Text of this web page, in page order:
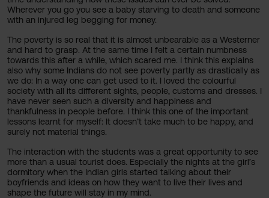
Wherever you go you see a baby starving to death and someone
with an injured leg begging for money.
The poverty is so real that it is almost unbearable as a Westerner
and hard to grasp. At the same time I felt a certain numbness
towards this after a while, which scared me. I think this explains
also why some Indians do not see poverty partly as drastically as
we do: In a way one can get used to it. I loved the colourful
society with all its different sights, people, customs and dresses. I
have never seen such a diversity and happiness and
thankfulness in people before. I think this one of the important
lessons learnt for myself: It doesn’t take much to be happy, and
surely not material things.
The interaction with the students was a great opportunity to see
more than a usual tourist does. Especially the nights at the girl’s
dormitory when the Indian girls started talking about their
boyfriends and ideas on how they want to live their lives and
shape the future will stay in my mind.